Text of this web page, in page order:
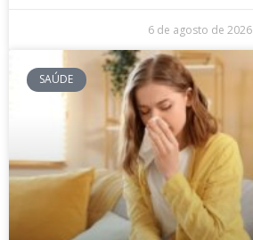
6 de agosto de 2026
SAÚDE